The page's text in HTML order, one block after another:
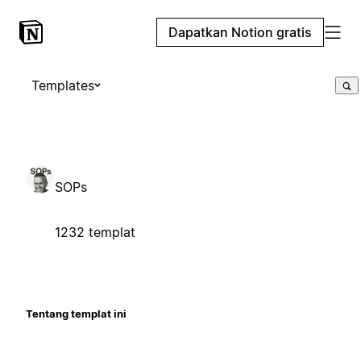
Dapatkan Notion gratis
Templates
SOPs
1232 templat
Tentang templat ini